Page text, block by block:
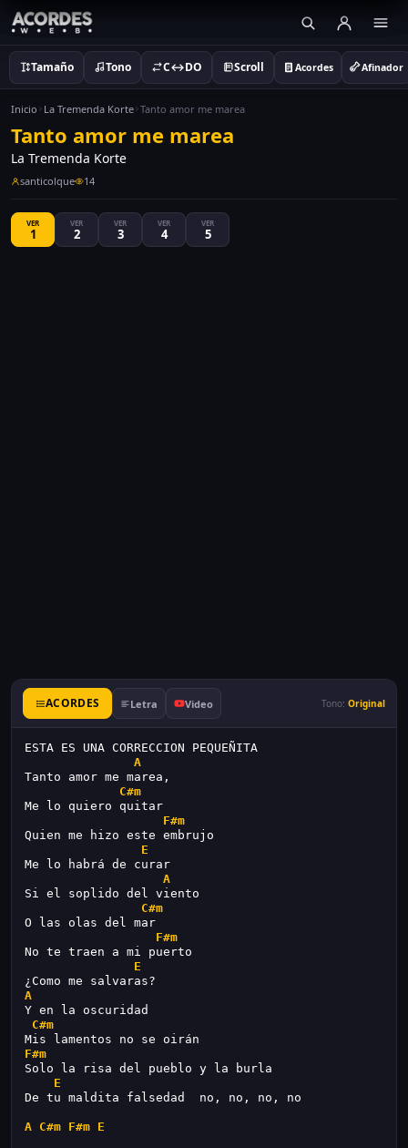
Tamaño Tono C↔DO Scroll Acordes Afinador
Inicio La Tremenda Korte Tanto amor me marea
Tanto amor me marea
La Tremenda Korte
santicolque 14
VER
1
VER
2
VER
3
VER
4
VER
5
ACORDES Letra Video Tono: Original
ESTA ES UNA CORRECCION PEQUEÑITA
A
Tanto amor me marea,
C#m
Me lo quiero quitar
F#m
Quien me hizo este embrujo
E
Me lo habrá de curar
A
Si el soplido del viento
C#m
O las olas del mar
F#m
No te traen a mi puerto
E
¿Como me salvaras?
A
Y en la oscuridad
C#m
Mis lamentos no se oirán
F#m
Solo la risa del pueblo y la burla
E
De tu maldita falsedad  no, no, no, no
A C#m F#m E